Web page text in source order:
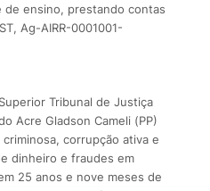
ensino, prestando contas
Ag-AIRR-0001001-
Tribunal de Justiça
Acre Gladson Cameli (PP)
corrupção ativa e
dinheiro e fraudes em
25 anos e nove meses de